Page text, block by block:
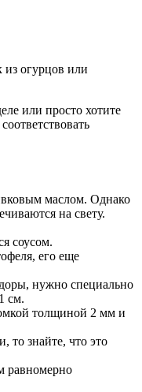
из огурцов или
или просто хотите
маслом. Однако
на свету.
соусом.
его еще
нужно специально
см.
толщиной 2 мм и
то знайте, что это
равномерно